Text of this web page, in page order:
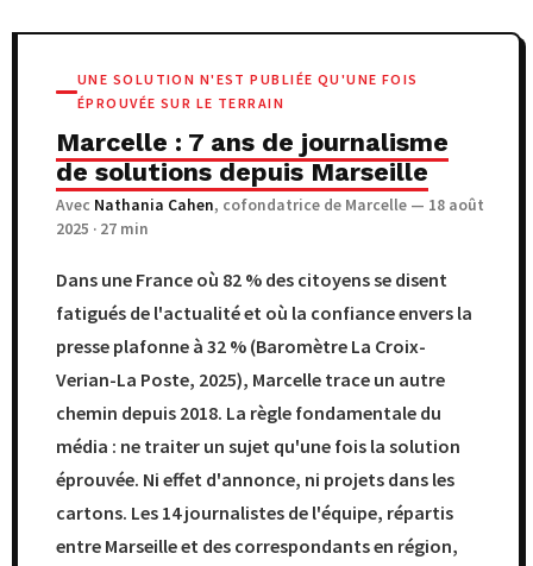
UNE SOLUTION N'EST PUBLIÉE QU'UNE FOIS
ÉPROUVÉE SUR LE TERRAIN
Marcelle : 7 ans de journalisme
de solutions depuis Marseille
Avec Nathania Cahen, cofondatrice de Marcelle — 18 août
2025 · 27 min
Dans une France où 82 % des citoyens se disent
fatigués de l'actualité et où la confiance envers la
presse plafonne à 32 % (Baromètre La Croix-
Verian-La Poste, 2025), Marcelle trace un autre
chemin depuis 2018. La règle fondamentale du
média : ne traiter un sujet qu'une fois la solution
éprouvée. Ni effet d'annonce, ni projets dans les
cartons. Les 14 journalistes de l'équipe, répartis
entre Marseille et des correspondants en région,